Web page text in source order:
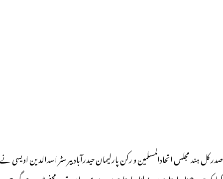
صدر کل ہند مجلس اتحادالمسلمین و رکن پارلیمان حیدرآباد بیرسٹر اسدالدین اویسی نے